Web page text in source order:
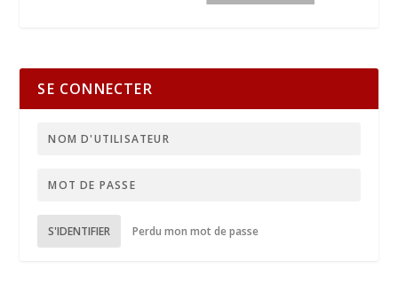
SE CONNECTER
S'IDENTIFIER Perdu mon mot de passe